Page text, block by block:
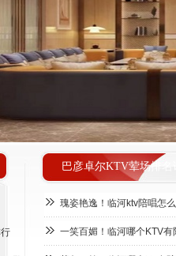
巴彦卓尔KTV荤场排名
瑰姿艳逸！临河ktv陪唱怎
一笑百媚！临河哪个KTV